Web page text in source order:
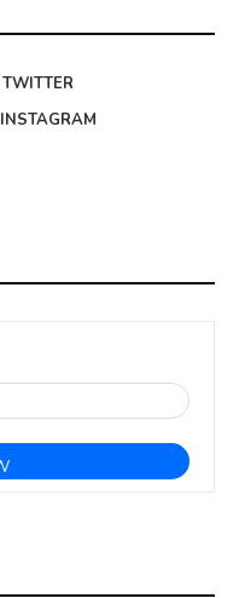
TWITTER
INSTAGRAM